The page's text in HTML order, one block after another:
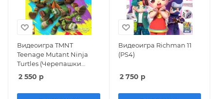
Видеоигра TMNT
Teenage Mutant Ninja
Turtles (Черепашки
Ниндзя) Arcade: Wrath of
the Mutants (PS4)
2 550 р
Видеоигра Richman 11
(PS4)
2 750 р